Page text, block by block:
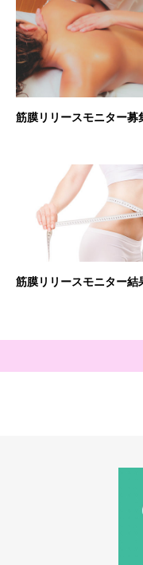
筋膜リリースモニター募
筋膜リリースモニター結